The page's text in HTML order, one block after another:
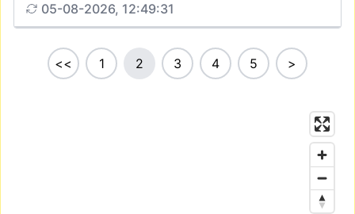
05-08-2026, 12:49:31
<< 1 2 3 4 5 >